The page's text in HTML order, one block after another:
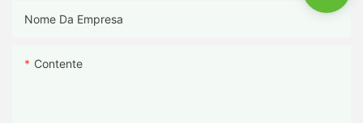
Nome Da Empresa
Contente